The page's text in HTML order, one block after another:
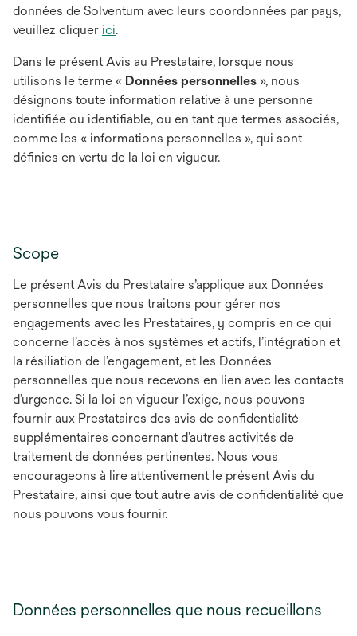
données de Solventum avec leurs coordonnées par pays,
veuillez cliquer ici.
Dans le présent Avis au Prestataire, lorsque nous
utilisons le terme « Données personnelles », nous
désignons toute information relative à une personne
identifiée ou identifiable, ou en tant que termes associés,
comme les « informations personnelles », qui sont
définies en vertu de la loi en vigueur.
Scope
Le présent Avis du Prestataire s’applique aux Données
personnelles que nous traitons pour gérer nos
engagements avec les Prestataires, y compris en ce qui
concerne l’accès à nos systèmes et actifs, l’intégration et
la résiliation de l’engagement, et les Données
personnelles que nous recevons en lien avec les contacts
d’urgence. Si la loi en vigueur l’exige, nous pouvons
fournir aux Prestataires des avis de confidentialité
supplémentaires concernant d’autres activités de
traitement de données pertinentes. Nous vous
encourageons à lire attentivement le présent Avis du
Prestataire, ainsi que tout autre avis de confidentialité que
nous pouvons vous fournir.
Données personnelles que nous recueillons